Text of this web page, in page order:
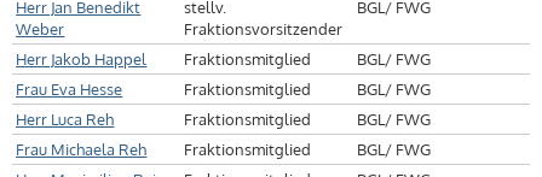
Herr Jan Benedikt
Weber
stellv.
Fraktionsvorsitzender
BGL/ FWG
Herr Jakob Happel Fraktionsmitglied
BGL/ FWG
Frau Eva Hesse
Fraktionsmitglied
BGL/ FWG
Herr Luca Reh
Fraktionsmitglied
BGL/ FWG
Frau Michaela Reh
Fraktionsmitglied
BGL/ FWG